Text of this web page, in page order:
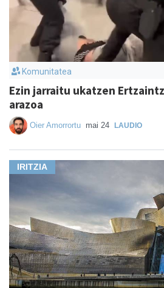
Komunitatea
Ezin jarraitu ukatzen
arazoa
Oier Amorrortu mai 24 LAUDIO
IRITZIA